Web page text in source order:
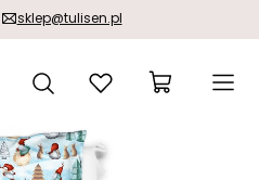
sklep@tulisen.pl